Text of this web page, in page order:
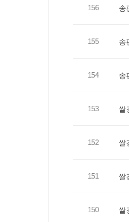
156 송
155 송
154 송
153 쌀
152 쌀
151 쌀
150 쌀